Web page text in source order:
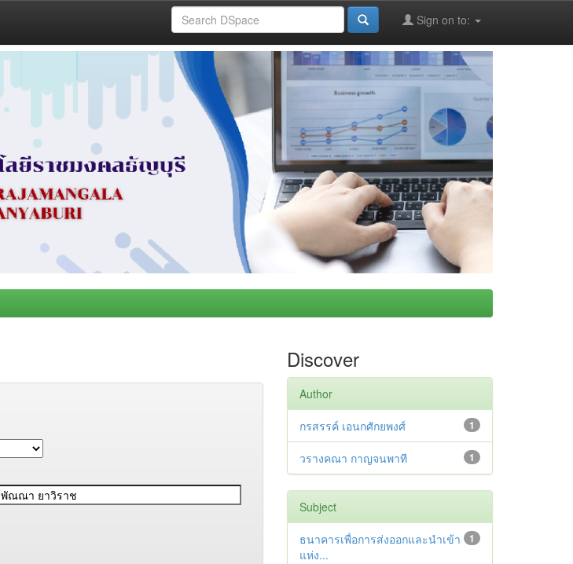
Sign on to:
Discover
Author
1
กรสรรค์ เอนกศักยพงศ์
1
วรางคณา กาญจนพาที
Subject
1
ธนาคารเพื่อการส่งออกและนำเข้า
แห่ง...